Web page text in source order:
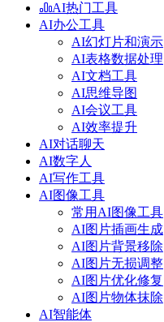
AI热门工具
AI办公工具
AI幻灯片和演示
AI表格数据处理
AI文档工具
AI思维导图
AI会议工具
AI效率提升
AI对话聊天
AI数字人
AI写作工具
AI图像工具
常用AI图像工具
AI图片插画生成
AI图片背景移除
AI图片无损调整
AI图片优化修复
AI图片物体抹除
AI智能体